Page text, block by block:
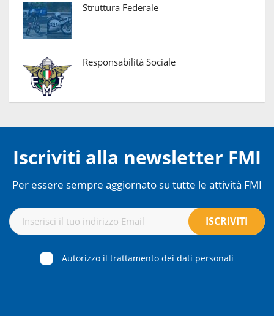
Struttura Federale
Responsabilità Sociale
Iscriviti alla newsletter FMI
Per essere sempre aggiornato su tutte le attività FMI
Autorizzo il trattamento dei dati personali